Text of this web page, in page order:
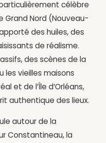
célèbre
Grand Nord (Nouveau-
des huiles, des
de réalisme.
des scènes de la
les vieilles maisons
et de l’Île d’Orléans,
authentique des lieux.
autour de la
Constantineau, la